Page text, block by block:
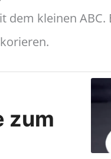
kleinen ABC.
zum